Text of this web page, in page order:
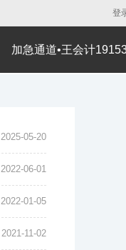
登
加急通道•王会计
2025-05-20
2022-06-01
2022-01-05
2021-11-02